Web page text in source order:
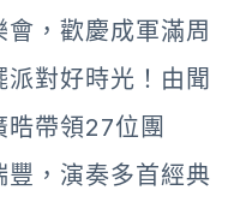
，歡慶成軍滿周
對好時光！由聞
帶領27位團
豐，演奏多首經典